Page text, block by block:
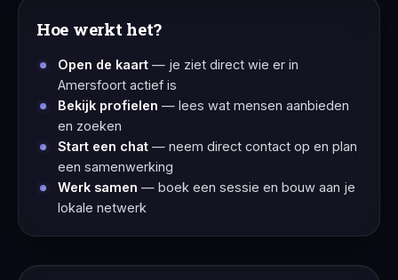
Hoe werkt het?
Open de kaart — je ziet direct wie er in
Amersfoort actief is
Bekijk profielen — lees wat mensen aanbieden
en zoeken
Start een chat — neem direct contact op en plan
een samenwerking
Werk samen — boek een sessie en bouw aan je
lokale netwerk